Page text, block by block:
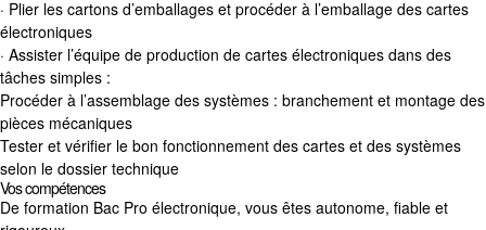
· Plier les cartons d’emballages et procéder à l’emballage des cartes
électroniques
· Assister l’équipe de production de cartes électroniques dans des
tâches simples :
Procéder à l’assemblage des systèmes : branchement et montage des
pièces mécaniques
Tester et vérifier le bon fonctionnement des cartes et des systèmes
selon le dossier technique
Vos compétences
De formation Bac Pro électronique, vous êtes autonome, fiable et